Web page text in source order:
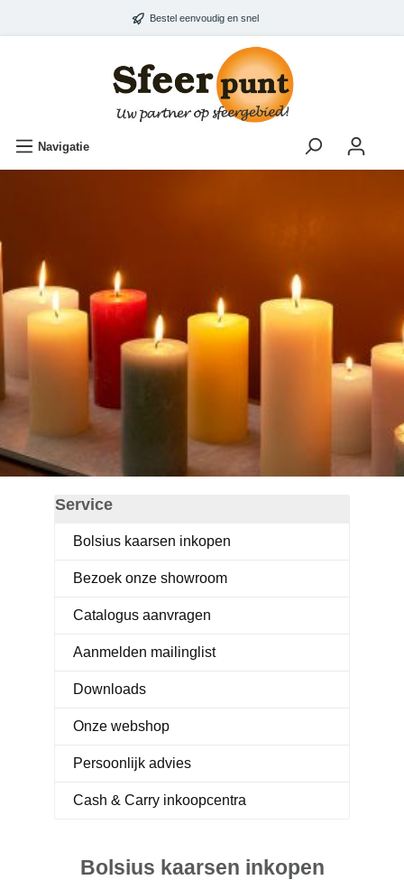
Bestel eenvoudig en snel
Navigatie
Service
Bolsius kaarsen inkopen
Bezoek onze showroom
Catalogus aanvragen
Aanmelden mailinglist
Downloads
Onze webshop
Persoonlijk advies
Cash & Carry inkoopcentra
Bolsius kaarsen inkopen